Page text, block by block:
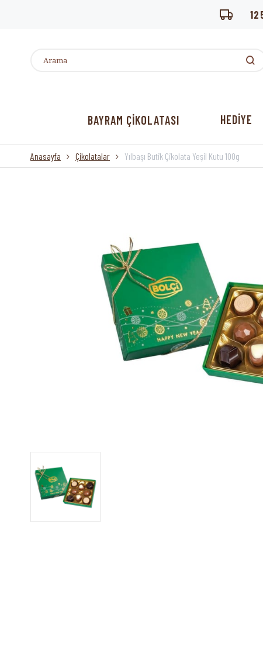
BAYRAM ÇİKOLATASI HEDİYE
Anasayfa Çikolatalar Yılbaşı Butik Çikolata Yeşil Kutu 100g